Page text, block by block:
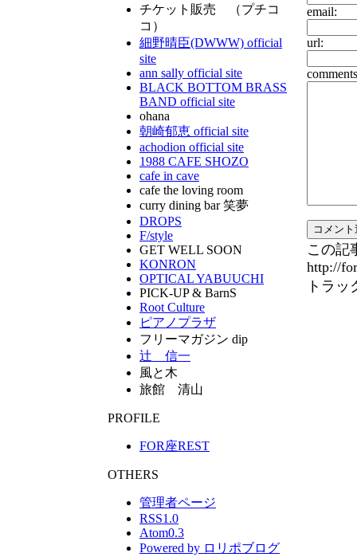
チケット販売 （プチコ
コ）
細野晴臣(DWWW) official
site
ann sally official site
BLACK BOTTOM BRASS
BAND official site
ohana
朝崎郁恵 official site
achodion official site
1988 CAFE SHOZO
cafe in cave
cafe the loving room
curry dining bar 笑夢
DROPS
F/style
GET WELL SOON
KONRON
OPTICAL YABUUCHI
PICK-UP & BarnS
Root Culture
ピアノプラザ
フリーマガジン dip
辻 信一
風と木
旅館 清山
PROFILE
FOR座REST
OTHERS
管理者ページ
RSS1.0
Atom0.3
Powered by ロリポブログ
email:
url:
この記
http://
トラッ